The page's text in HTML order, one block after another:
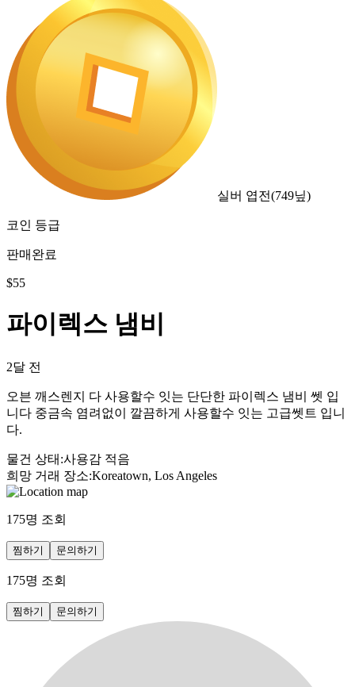
실버 엽전(749닢)
코인 등급
판매완료
$55
파이렉스 냄비
2달 전
오븐 깨스렌지 다 사용할수 잇는 단단한 파이렉스 냄비 쎗 입
니다 중금속 염려없이 깔끔하게 사용할수 잇는 고급쎗트 입니
다.
물건 상태 :사용감 적음
희망 거래 장소:Koreatown, Los Angeles
175명 조회
찜하기 문의하기
175명 조회
찜하기 문의하기